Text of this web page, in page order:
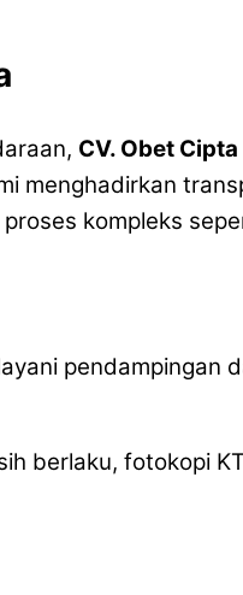
CV. Obet
menghadirkan
kompleks
pendampingan
berlaku, fotokopi